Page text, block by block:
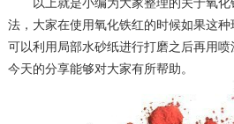
法，大家在使用氧化铁红的时候如果这
可以利用局部水砂纸进行打磨之后再用
今天的分享能够对大家有所帮助。